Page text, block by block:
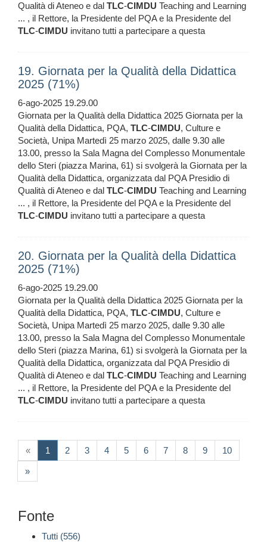
Qualità di Ateneo e dal TLC-CIMDU Teaching and Learning
... , il Rettore, la Presidente del PQA e la Presidente del
TLC-CIMDU invitano tutti a partecipare a questa
19. Giornata per la Qualità della Didattica
2025 (71%)
6-ago-2025 19.29.00
Giornata per la Qualità della Didattica 2025 Giornata per la
Qualità della Didattica, PQA, TLC-CIMDU, Culture e
Società, Unipa Martedì 25 marzo 2025, dalle 9.30 alle
13.00, presso la Sala Magna del Complesso Monumentale
dello Steri (piazza Marina, 61) si svolgerà la Giornata per la
Qualità della Didattica, organizzata dal PQA Presidio di
Qualità di Ateneo e dal TLC-CIMDU Teaching and Learning
... , il Rettore, la Presidente del PQA e la Presidente del
TLC-CIMDU invitano tutti a partecipare a questa
20. Giornata per la Qualità della Didattica
2025 (71%)
6-ago-2025 19.29.00
Giornata per la Qualità della Didattica 2025 Giornata per la
Qualità della Didattica, PQA, TLC-CIMDU, Culture e
Società, Unipa Martedì 25 marzo 2025, dalle 9.30 alle
13.00, presso la Sala Magna del Complesso Monumentale
dello Steri (piazza Marina, 61) si svolgerà la Giornata per la
Qualità della Didattica, organizzata dal PQA Presidio di
Qualità di Ateneo e dal TLC-CIMDU Teaching and Learning
... , il Rettore, la Presidente del PQA e la Presidente del
TLC-CIMDU invitano tutti a partecipare a questa
« 1 (current)
2 3 4 5 6 7 8 9 10
»
Fonte
Tutti (556)